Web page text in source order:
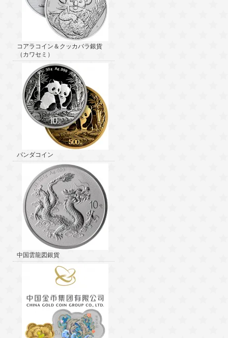
コアラコイン＆クッカバラ銀貨
（カワセミ）
パンダコイン
中国雲龍図銀貨